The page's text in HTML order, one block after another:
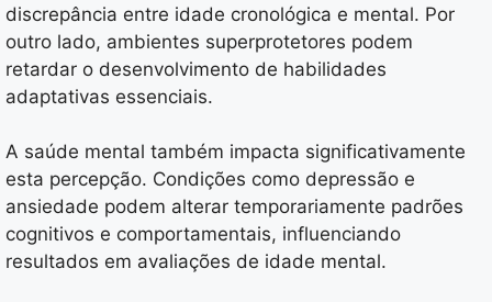
discrepância entre idade cronológica e mental. Por
outro lado, ambientes superprotetores podem
retardar o desenvolvimento de habilidades
adaptativas essenciais.
A saúde mental também impacta significativamente
esta percepção. Condições como depressão e
ansiedade podem alterar temporariamente padrões
cognitivos e comportamentais, influenciando
resultados em avaliações de idade mental.